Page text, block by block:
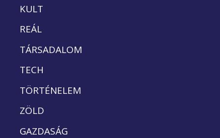
KULT
REÁL
TÁRSADALOM
TECH
TÖRTÉNELEM
ZÖLD
GAZDASÁG